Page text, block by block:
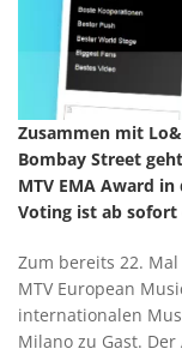
Zusammen mit
Bombay Street
MTV EMA Award
Voting ist ab
Zum bereits 22.
MTV European
internationalen
Milano zu Gast.